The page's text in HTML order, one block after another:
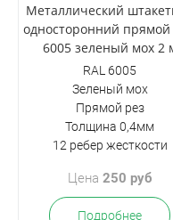
Металлический
односторонний прямой
6005 зеленый мох 2
RAL 6005
Зеленый мох
Прямой рез
Толщина 0,4мм
12 ребер жесткости
Цена 250 руб
Подробнее